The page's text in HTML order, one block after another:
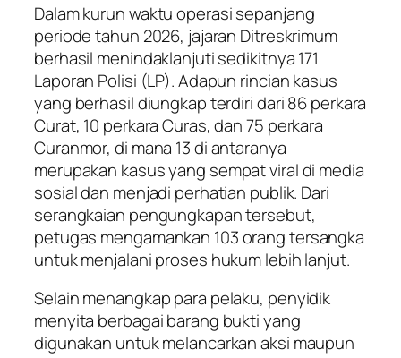
Dalam kurun waktu operasi sepanjang
periode tahun 2026, jajaran Ditreskrimum
berhasil menindaklanjuti sedikitnya 171
Laporan Polisi (LP). Adapun rincian kasus
yang berhasil diungkap terdiri dari 86 perkara
Curat, 10 perkara Curas, dan 75 perkara
Curanmor, di mana 13 di antaranya
merupakan kasus yang sempat viral di media
sosial dan menjadi perhatian publik. Dari
serangkaian pengungkapan tersebut,
petugas mengamankan 103 orang tersangka
untuk menjalani proses hukum lebih lanjut.
Selain menangkap para pelaku, penyidik
menyita berbagai barang bukti yang
digunakan untuk melancarkan aksi maupun